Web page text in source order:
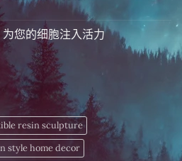
您的细胞注入活力
resin sculpture
style home decor